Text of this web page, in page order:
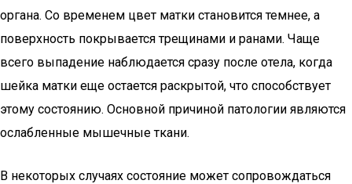
органа. Со временем цвет матки становится темнее, а
поверхность покрывается трещинами и ранами. Чаще
всего выпадение наблюдается сразу после отела, когда
шейка матки еще остается раскрытой, что способствует
этому состоянию. Основной причиной патологии являются
ослабленные мышечные ткани.
В некоторых случаях состояние может сопровождаться